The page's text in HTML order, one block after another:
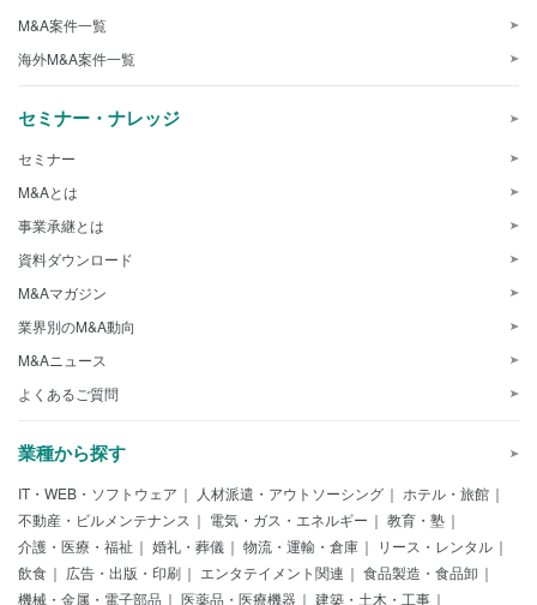
M&A案件一覧
海外M&A案件一覧
セミナー・ナレッジ
セミナー
M&Aとは
事業承継とは
資料ダウンロード
M&Aマガジン
業界別のM&A動向
M&Aニュース
よくあるご質問
業種から探す
IT・WEB・ソフトウェア 人材派遣・アウトソーシング
ホテル・旅館
不動産・ビルメンテナンス
電気・ガス・エネルギー
教育・塾
介護・医療・福祉
婚礼・葬儀 物流・運輸・倉庫
リース・レンタル
飲食
広告・出版・印刷 エンタテイメント関連
食品製造・食品卸
機械・金属・電子部品
医薬品・医療機器
建築・土木・工事